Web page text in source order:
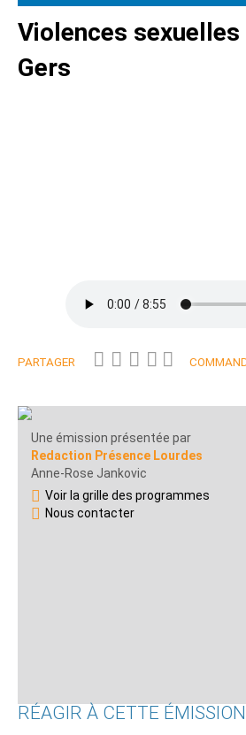
Violences
Gers
PARTAGER
Une émission présentée par
Redaction Présence Lourdes
Anne-Rose Jankovic
Voir la grille des programmes
Nous contacter
RÉAGIR À CETTE ÉMISSION